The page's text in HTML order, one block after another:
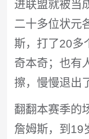
进联盟就被当
二十多位状元
斯，打了20多
奇本奇；也有
擦，慢慢退出
翻翻本赛季的
詹姆斯，到19